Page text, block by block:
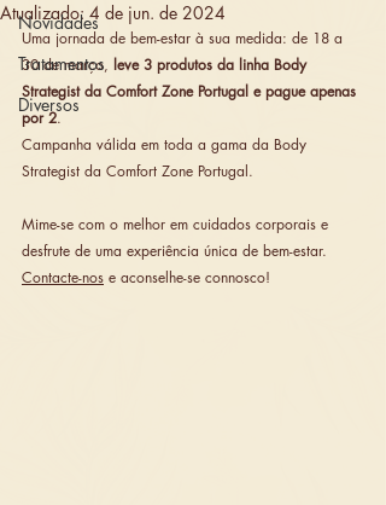
Novidades
Tratamentos
Diversos
Atualizado: 4 de jun. de 2024
Uma jornada de bem-estar à sua medida: de 18 a
30 de março, leve 3 produtos da linha Body
Strategist da Comfort Zone Portugal e pague apenas
por 2.
Campanha válida em toda a gama da Body
Strategist da Comfort Zone Portugal.
Mime-se com o melhor em cuidados corporais e
desfrute de uma experiência única de bem-estar.
Contacte-nos e aconselhe-se connosco!